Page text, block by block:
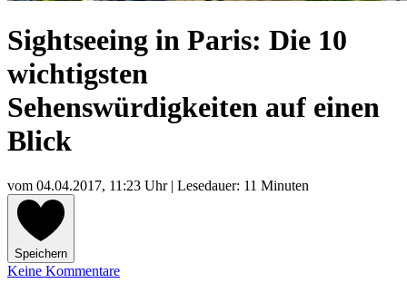
Sightseeing in Paris: Die 10
wichtigsten
Sehenswürdigkeiten auf einen
Blick
vom 04.04.2017, 11:23 Uhr| Lesedauer: 11 Minuten
Speichern
Keine Kommentare